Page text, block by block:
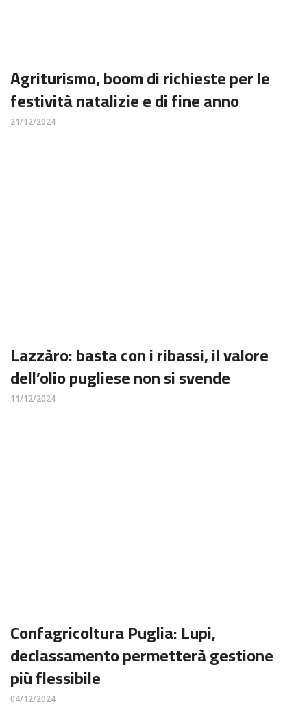
Agriturismo, boom di richieste per le
festività natalizie e di fine anno
21/12/2024
Lazzàro: basta con i ribassi, il valore
dell’olio pugliese non si svende
11/12/2024
Confagricoltura Puglia: Lupi,
declassamento permetterà gestione
più flessibile
04/12/2024